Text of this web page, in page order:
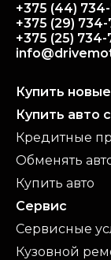
+375 (44)
+375 (29)
+375 (25)
Купить
Купить авто
Кредитные
Обменять
Купить авто
Сервис
Сервисные
Кузовной